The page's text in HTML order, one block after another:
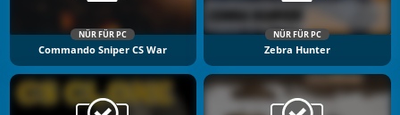
NÜR FÜR PC
Commando Sniper CS War
NÜR FÜR PC
Zebra Hunter